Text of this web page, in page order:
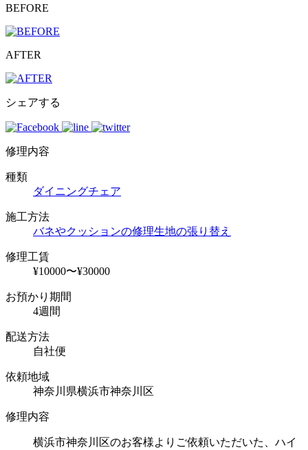
BEFORE
AFTER
シェアする
修理内容
種類
ダイニングチェア
施工方法
バネやクッションの修理生地の張り替え
修理工賃
¥10000〜¥30000
お預かり期間
4週間
配送方法
自社便
依頼地域
神奈川県横浜市神奈川区
修理内容
横浜市神奈川区のお客様よりご依頼いただいた、ハイ